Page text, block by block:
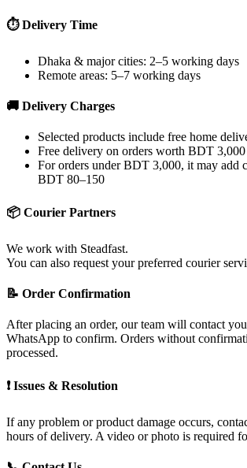
⏱ Delivery Time
Dhaka & major cities: 2–5 working days
Remote areas: 5–7 working days
🚚 Delivery Charges
Selected products include free home
Free delivery on orders worth BDT
For orders under BDT 3,000, it may add
BDT 80–150
📦 Courier Partners
We work with Steadfast.
You can also request your preferred courier
📝 Order Confirmation
After placing an order, our team will contact
WhatsApp to confirm. Orders without
processed.
❗ Issues & Resolution
If any problem or product damage occurs,
hours of delivery. A video or photo is required